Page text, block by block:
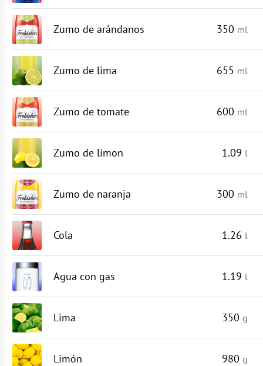
Zumo de arándanos 350 ml
Zumo de lima 655 ml
Zumo de tomate 600 ml
Zumo de limon 1.09 l
Zumo de naranja 300 ml
Cola 1.26 l
Agua con gas 1.19 l
Lima 350 g
Limón 980 g